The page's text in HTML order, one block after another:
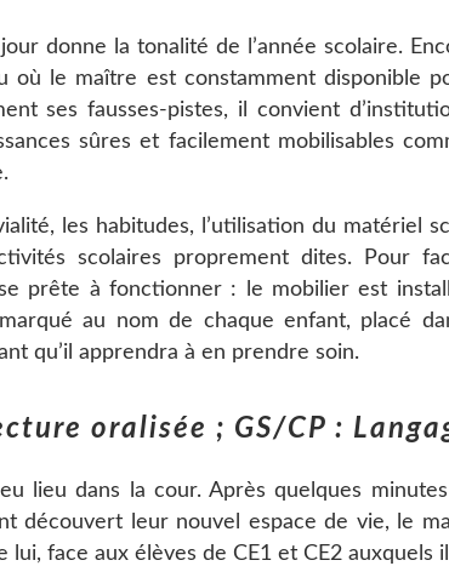
donne la tonalité de l’année scolaire.
où le maître est constamment disponible
ses fausses-pistes, il convient
sûres et facilement mobilisables
les habitudes, l’utilisation du matériel
scolaires proprement dites. Pour
prête à fonctionner : le mobilier est
au nom de chaque enfant, placé
qu’il apprendra à en prendre soin.
oralisée ; GS/CP :
lieu dans la cour. Après quelques
découvert leur nouvel espace de vie, le
lui, face aux élèves de CE1 et CE2 auxquels